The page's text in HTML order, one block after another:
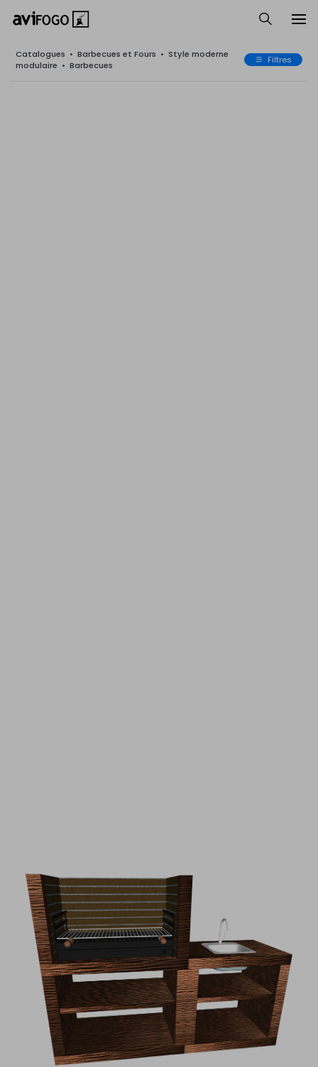
Catalogues • Barbecues et Fours • Style moderne
modulaire • Barbecues Filtres